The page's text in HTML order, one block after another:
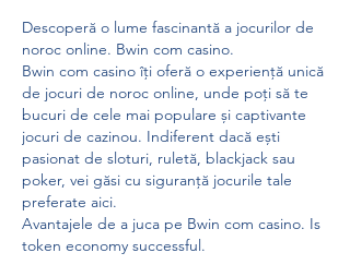
Descoperă o lume fascinantă a jocurilor de
noroc online. Bwin com casino.
Bwin com casino îți oferă o experiență unică
de jocuri de noroc online, unde poți să te
bucuri de cele mai populare și captivante
jocuri de cazinou. Indiferent dacă ești
pasionat de sloturi, ruletă, blackjack sau
poker, vei găsi cu siguranță jocurile tale
preferate aici.
Avantajele de a juca pe Bwin com casino. Is
token economy successful.